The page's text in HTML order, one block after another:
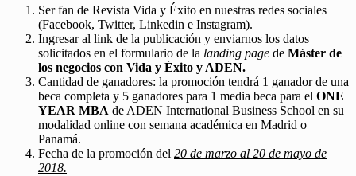
Ser fan de Revista Vida y Éxito en nuestras redes sociales
(Facebook, Twitter, Linkedin e Instagram).
Ingresar al link de la publicación y enviarnos los datos
solicitados en el formulario de la landing page de Máster de
los negocios con Vida y Éxito y ADEN.
Cantidad de ganadores: la promoción tendrá 1 ganador de una
beca completa y 5 ganadores para 1 media beca para el ONE
YEAR MBA de ADEN International Business School en su
modalidad online con semana académica en Madrid o
Panamá.
Fecha de la promoción del 20 de marzo al 20 de mayo de
2018.